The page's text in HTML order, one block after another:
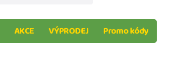
AKCE VÝPRODEJ Promo kódy